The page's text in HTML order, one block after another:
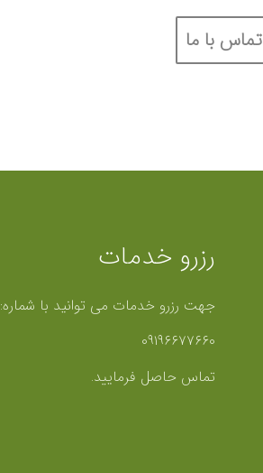
تماس با ما
رزرو خدمات
جهت رزرو خدمات می توانید با شماره:
۰۹۱۹۶۶۷۷۶۶۰
تماس حاصل فرمایید.